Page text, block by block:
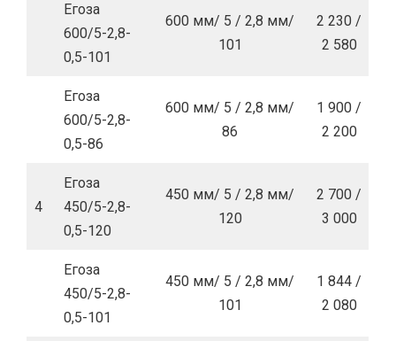
Егоза
600/5-2,8-
0,5-101
600 мм/ 5 / 2,8 мм/
101
2 230 /
2 580
Егоза
600/5-2,8-
0,5-86
600 мм/ 5 / 2,8 мм/
86
1 900 /
2 200
4
Егоза
450/5-2,8-
0,5-120
450 мм/ 5 / 2,8 мм/
120
2 700 /
3 000
Егоза
450/5-2,8-
0,5-101
450 мм/ 5 / 2,8 мм/
101
1 844 /
2 080